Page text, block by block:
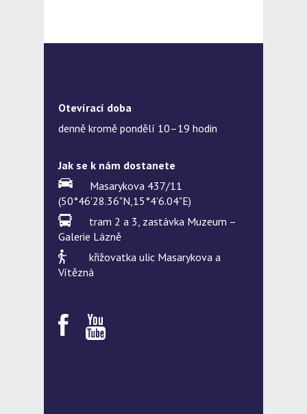
Otevírací doba
denně kromě pondělí 10–19 hodin
Jak se k nám dostanete
Masarykova 437/11
(50°46'28.36"N,15°4'6.04"E)
tram 2 a 3, zastávka Muzeum –
Galerie Lázně
křižovatka ulic Masarykova a
Vítězná